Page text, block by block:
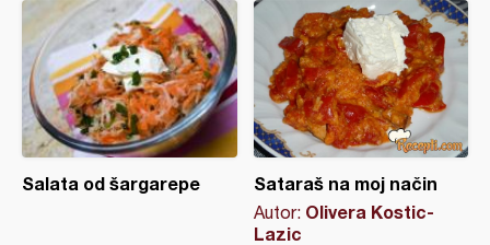
Salata od šargarepe Sataraš na moj način
Autor: Olivera Kostic-
Lazic